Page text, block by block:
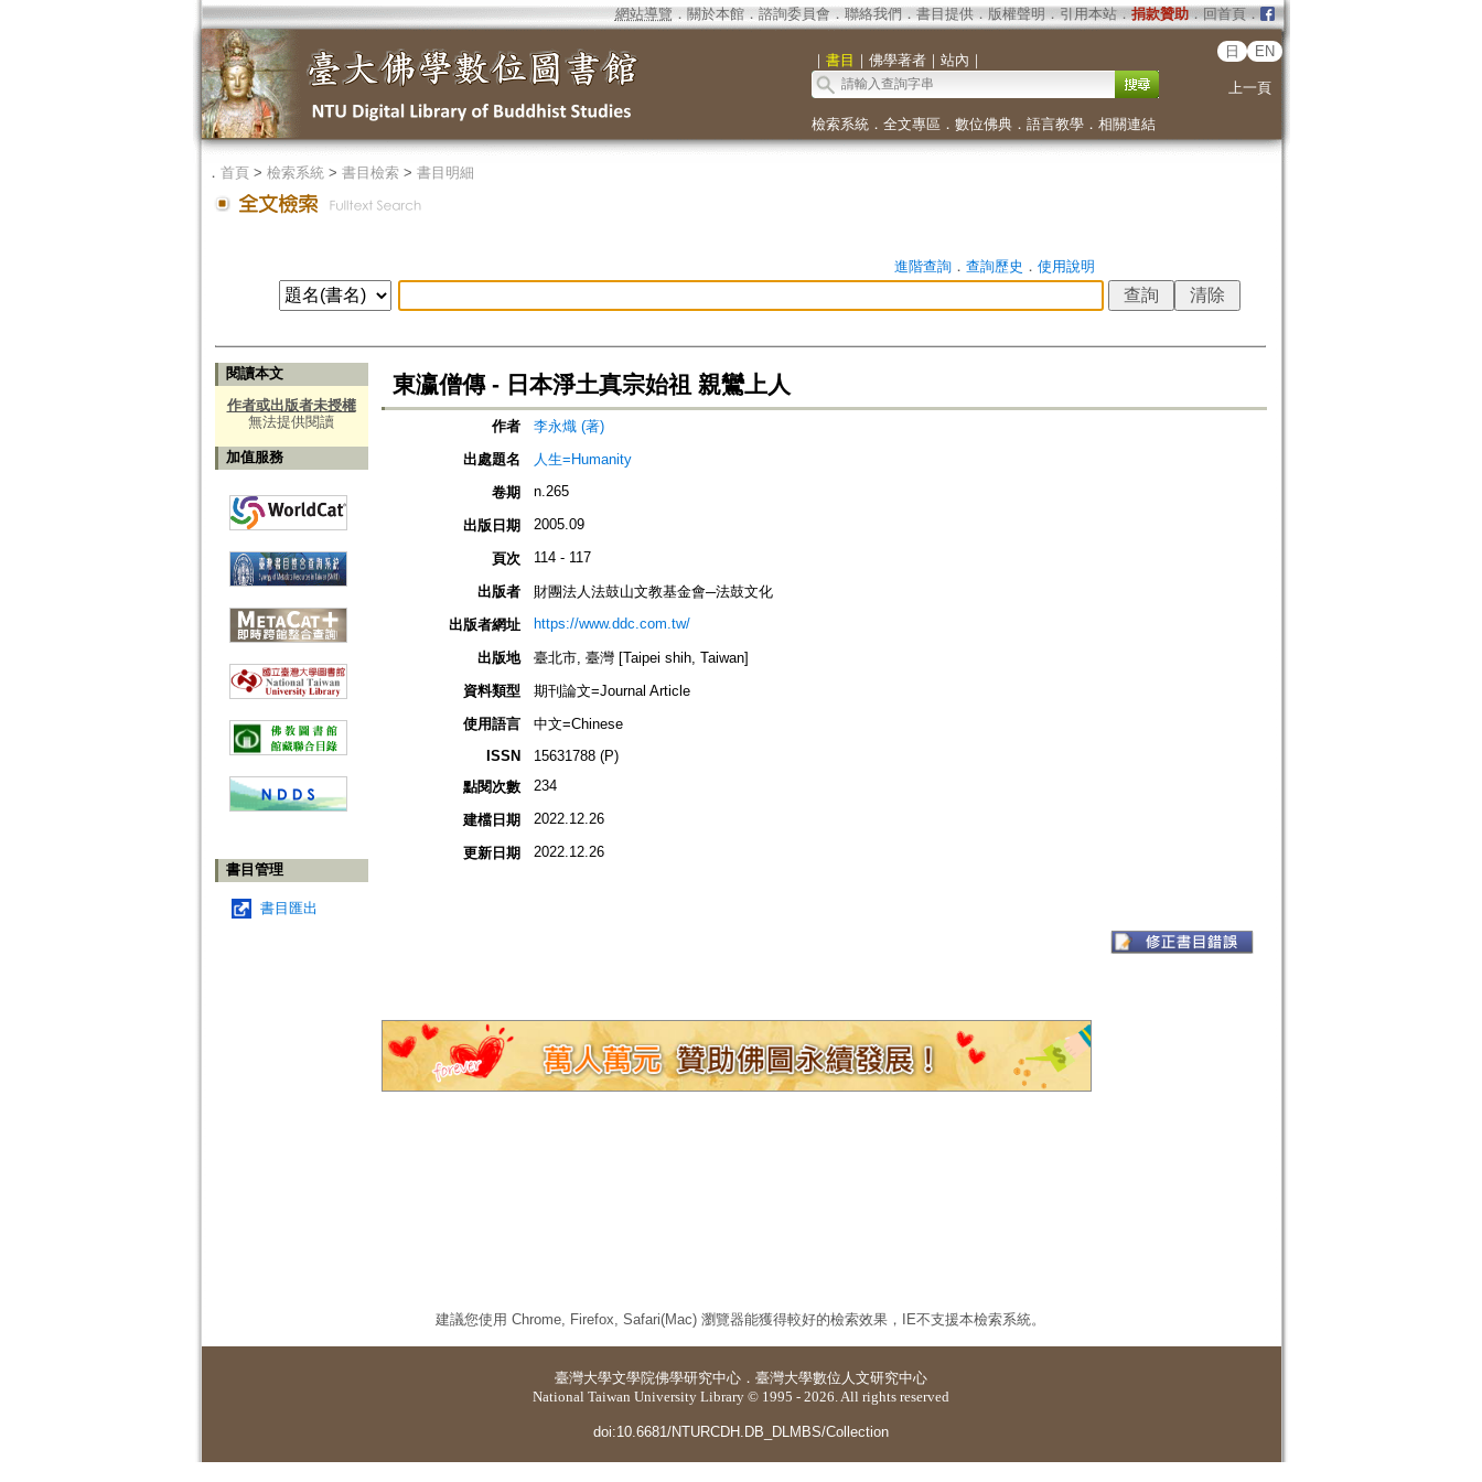
網站導覽 ． 關於本館． 諮詢委員會． 聯絡我們 ． 書目提供． 版權聲明 ． 引用本站． 捐款贊助．回首頁．
｜ 書目 ｜ 佛學著者｜ 站內 ｜
日 EN
上一頁
檢索系統． 全文專區 ． 數位佛典． 語言教學． 相關連結
． 首頁> 檢索系統> 書目檢索> 書目明細
進階查詢． 查詢歷史 ． 使用說明
閱讀本文
作者或出版者未授權
無法提供閱讀
加值服務
書目管理
書目匯出
東瀛僧傳 - 日本淨土真宗始祖 親鸞上人
作者
李永熾 (著)
出處題名
人生=Humanity
卷期
n.265
出版日期 2005.09
頁次 114 - 117
出版者
財團法人法鼓山文教基金會─法鼓文化
出版者網址
https://www.ddc.com.tw/
出版地
臺北市, 臺灣 [Taipei shih, Taiwan]
資料類型
期刊論文=Journal Article
使用語言
中文=Chinese
ISSN
15631788 (P)
點閱次數
234
建檔日期 2022.12.26
更新日期 2022.12.26
建議您使用 Chrome, Firefox, Safari(Mac) 瀏覽器能獲得較好的檢索效果，IE不支援本檢索系統。
臺灣大學文學院佛學研究中心 ． 臺灣大學數位人文研究中心
National Taiwan University Library © 1995 - 2026. All rights reserved
doi:10.6681/NTURCDH.DB_DLMBS/Collection